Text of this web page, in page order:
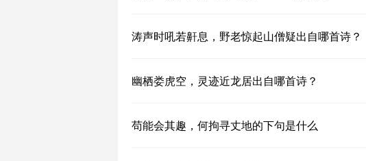
涛声时吼若鼾息，野老惊起山僧疑出自哪首诗？
幽栖娄虎空，灵迹近龙居出自哪首诗？
苟能会其趣，何拘寻丈地的下句是什么